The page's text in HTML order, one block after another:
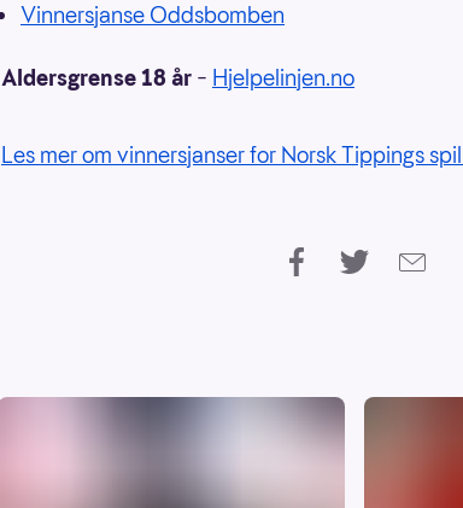
Vinnersjanse Oddsbomben
Aldersgrense 18 år – Hjelpelinjen.no
Les mer om vinnersjanser for Norsk Tippings